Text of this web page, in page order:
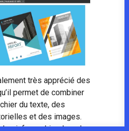
très apprécié des
permet de combiner
du texte, des
et des images.
les infographies les plus